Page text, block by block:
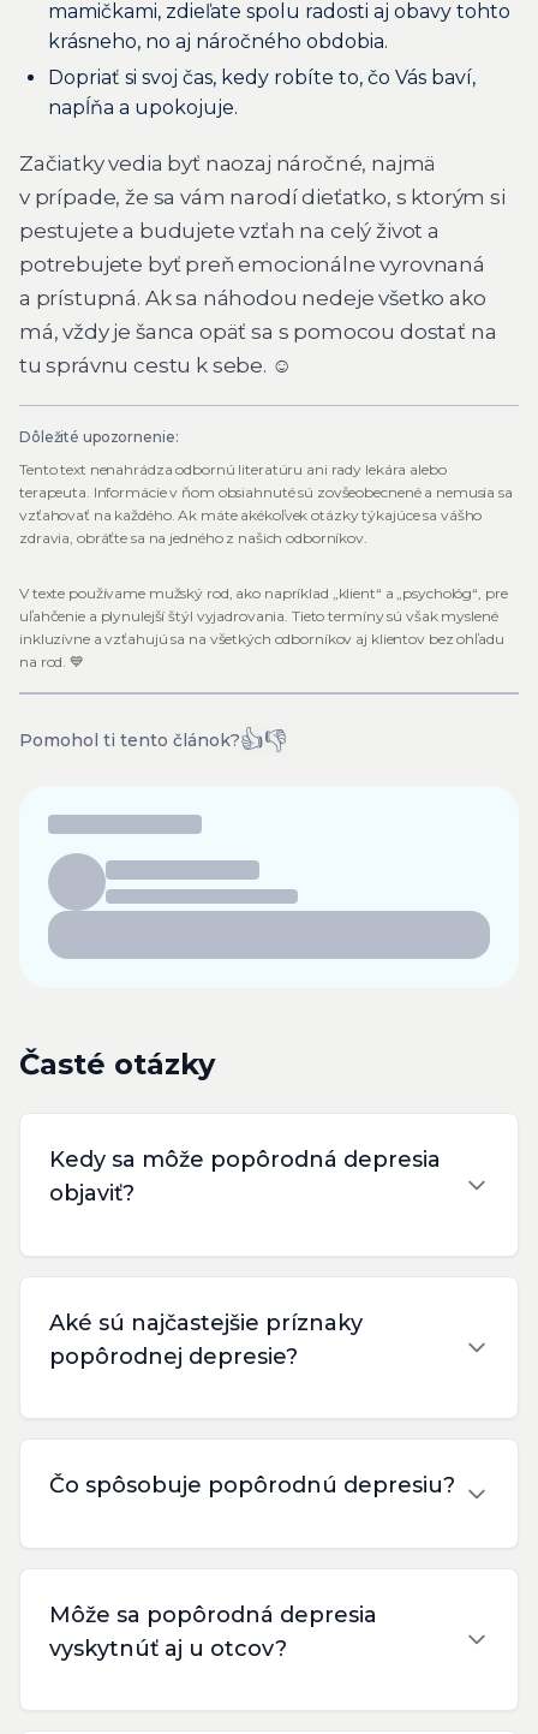
mamičkami, zdieľate spolu radosti aj obavy tohto
krásneho, no aj náročného obdobia.
Dopriať si svoj čas, kedy robíte to, čo Vás baví,
napĺňa a upokojuje.
Začiatky vedia byť naozaj náročné, najmä
v prípade, že sa vám narodí dieťatko, s ktorým si
pestujete a budujete vzťah na celý život a
potrebujete byť preň emocionálne vyrovnaná
a prístupná. Ak sa náhodou nedeje všetko ako
má, vždy je šanca opäť sa s pomocou dostať na
tu správnu cestu k sebe. ☺
Dôležité upozornenie:
Tento text nenahrádza odbornú literatúru ani rady lekára alebo
terapeuta. Informácie v ňom obsiahnuté sú zovšeobecnené a nemusia sa
vzťahovať na každého. Ak máte akékoľvek otázky týkajúce sa vášho
zdravia, obráťte sa na jedného z našich odborníkov.
V texte používame mužský rod, ako napríklad „klient“ a „psychológ“, pre
uľahčenie a plynulejší štýl vyjadrovania. Tieto termíny sú však myslené
inkluzívne a vzťahujú sa na všetkých odborníkov aj klientov bez ohľadu
na rod. 💙
Pomohol ti tento článok?👍👎
Časté otázky
Kedy sa môže popôrodná depresia
objaviť?
Aké sú najčastejšie príznaky
popôrodnej depresie?
Čo spôsobuje popôrodnú depresiu?
Môže sa popôrodná depresia
vyskytnúť aj u otcov?